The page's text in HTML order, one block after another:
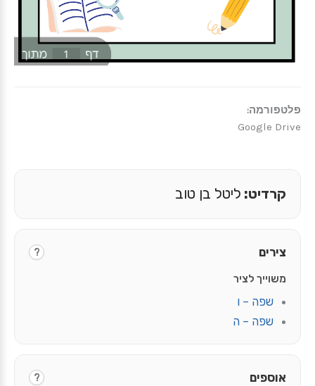
פלטפורמה:
Google Drive
קרדיט: ליטל בן טוב
צירים ?
משוייך לציר
שפה – ו
שפה – ה
אוספים ?